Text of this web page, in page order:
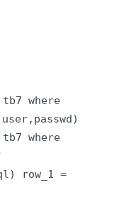
where
where
row_1 =